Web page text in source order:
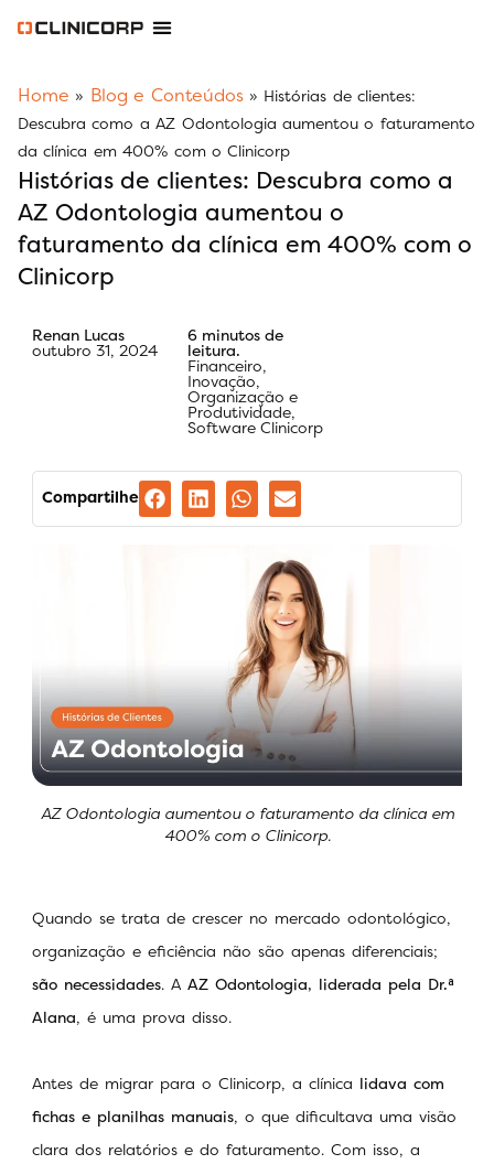
Home » Blog e Conteúdos» Histórias de clientes:
Descubra como a AZ Odontologia aumentou o faturamento
da clínica em 400% com o Clinicorp
Histórias de clientes: Descubra como a
AZ Odontologia aumentou o
faturamento da clínica em 400% com o
Clinicorp
Renan Lucas
outubro 31, 2024
6 minutos de
leitura.
Financeiro,
Inovação,
Organização e
Produtividade,
Software Clinicorp
Compartilhe
AZ Odontologia aumentou o faturamento da clínica em
400% com o Clinicorp.
Quando se trata de crescer no mercado odontológico,
organização e eficiência não são apenas diferenciais;
são necessidades. A AZ Odontologia, liderada pela Dr.ᵃ
Alana, é uma prova disso.
Antes de migrar para o Clinicorp, a clínica lidava com
fichas e planilhas manuais, o que dificultava uma visão
clara dos relatórios e do faturamento. Com isso, a